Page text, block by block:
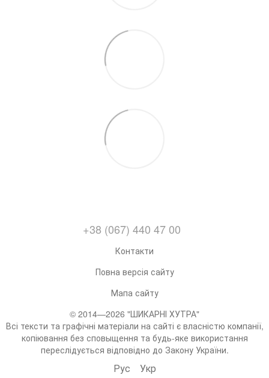
+38 (067) 440 47 00
Контакти
Повна версія сайту
Мапа сайту
© 2014—2026 "ШИКАРНІ ХУТРА"
Всі тексти та графічні матеріали на сайті є власністю компанії,
копіювання без сповыщення та будь-яке використання
переслідується відповідно до Закону України.
Рус Укр